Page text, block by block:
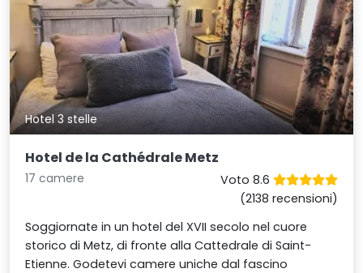
Hotel 3 stelle
Hotel de la Cathédrale Metz
17 camere
Voto 8.6
(2138 recensioni)
Soggiornate in un hotel del XVII secolo nel cuore
storico di Metz, di fronte alla Cattedrale di Saint-
Etienne. Godetevi camere uniche dal fascino